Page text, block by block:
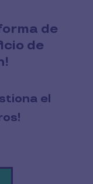
de
de
el